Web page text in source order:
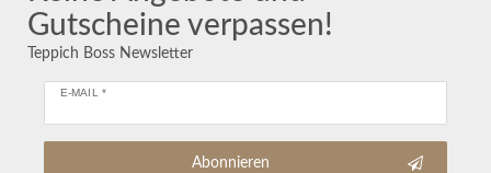
Gutscheine verpassen!
Teppich Boss Newsletter
E-MAIL *
Abonnieren